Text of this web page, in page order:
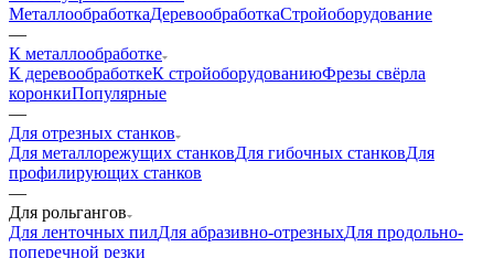
МеталлообработкаДеревообработкаСтройоборудование
—
К металлообработке
К деревообработкеК стройоборудованиюФрезы свёрла
коронкиПопулярные
—
Для отрезных станков
Для металлорежущих станковДля гибочных станковДля
профилирующих станков
—
Для рольгангов
Для ленточных пилДля абразивно-отрезныхДля продольно-
поперечной резки